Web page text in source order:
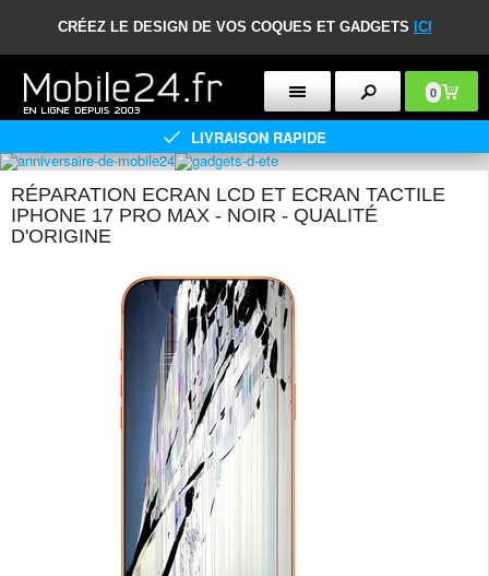
CRÉEZ LE DESIGN DE VOS COQUES ET GADGETS ICI
0
LIVRAISON RAPIDE
RÉPARATION ECRAN LCD ET ECRAN TACTILE
IPHONE 17 PRO MAX - NOIR - QUALITÉ
D'ORIGINE